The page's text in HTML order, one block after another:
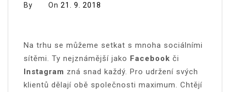
By On 21. 9. 2018
Na trhu se můžeme setkat s mnoha sociálními
sítěmi. Ty nejznámější jako Facebook či
Instagram zná snad každý. Pro udržení svých
klientů dělají obě společnosti maximum. Chtějí